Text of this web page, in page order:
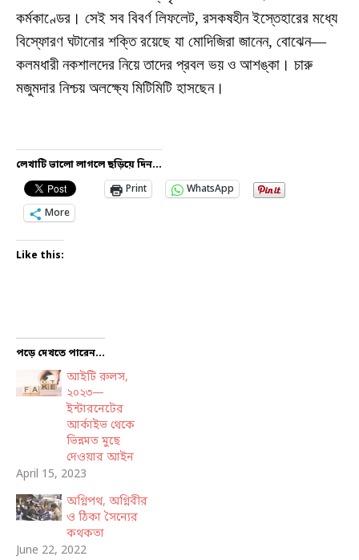
কর্মকাণ্ডের। সেই সব বিবর্ণ লিফলেট, রসকষহীন ইস্তেহারের মধ্যে
বিস্ফোরণ ঘটানোর শক্তি রয়েছে যা মোদিজিরা জানেন, বোঝেন—
কলমধারী নকশালদের নিয়ে তাদের প্রবল ভয় ও আশঙ্কা। চারু
মজুমদার নিশ্চয় অলক্ষ্যে মিটিমিটি হাসছেন।
লেখাটি ভালো লাগলে ছড়িয়ে দিন...
Print
WhatsApp
More
Like this:
পড়ে দেখতে পারেন...
আইটি রুলস,
২০২৩—
ইন্টারনেটের
আর্কাইভ থেকে
ভিন্নমত মুছে
দেওয়ার আইন
April 15, 2023
অগ্নিপথ, অগ্নিবীর
ও ঠিকা সৈন্যের
কথকতা
June 22, 2022